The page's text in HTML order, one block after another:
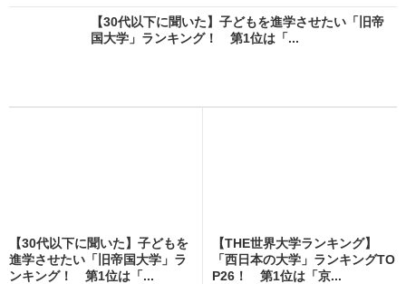
【30代以下に聞いた】子どもを進学させたい「旧帝
国大学」ランキング！ 第1位は「...
【30代以下に聞いた】子どもを
進学させたい「旧帝国大学」ラ
ンキング！ 第1位は「...
【THE世界大学ランキング】
「西日本の大学」ランキングTO
P26！ 第1位は「京...